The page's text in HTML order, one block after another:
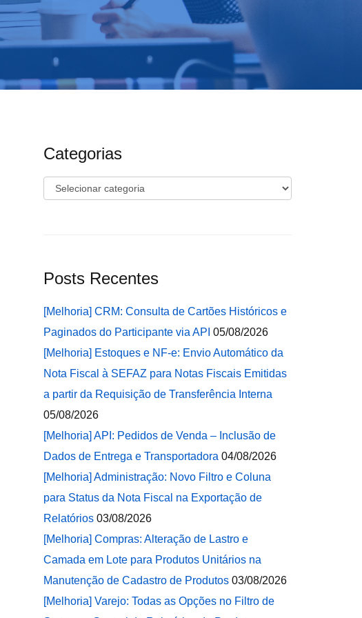
Categorias
Categorias
Posts Recentes
[Melhoria] CRM: Consulta de Cartões Históricos e
Paginados do Participante via API 05/08/2026
[Melhoria] Estoques e NF-e: Envio Automático da
Nota Fiscal à SEFAZ para Notas Fiscais Emitidas
a partir da Requisição de Transferência Interna
05/08/2026
[Melhoria] API: Pedidos de Venda – Inclusão de
Dados de Entrega e Transportadora 04/08/2026
[Melhoria] Administração: Novo Filtro e Coluna
para Status da Nota Fiscal na Exportação de
Relatórios 03/08/2026
[Melhoria] Compras: Alteração de Lastro e
Camada em Lote para Produtos Unitários na
Manutenção de Cadastro de Produtos 03/08/2026
[Melhoria] Varejo: Todas as Opções no Filtro de